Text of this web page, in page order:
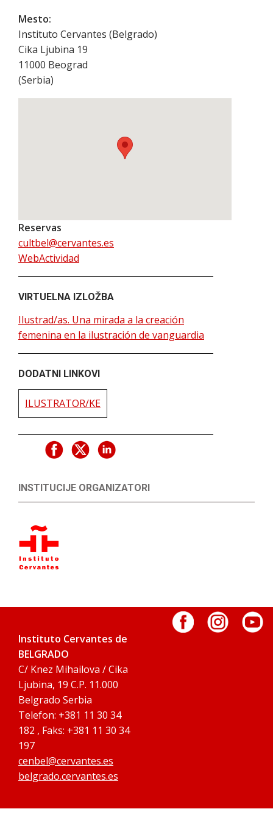
Mesto:
Instituto Cervantes (Belgrado)
Cika Ljubina 19
11000 Beograd
(Serbia)
Reservas
cultbel@cervantes.es
WebActividad
VIRTUELNA IZLOŽBA
Ilustrad/as. Una mirada a la creación
femenina en la ilustración de vanguardia
DODATNI LINKOVI
ILUSTRATOR/KE
INSTITUCIJE ORGANIZATORI
Instituto Cervantes de
BELGRADO
C/ Knez Mihailova / Cika
Ljubina, 19 C.P. 11.000
Belgrado Serbia
Telefon: +381 11 30 34
182 , Faks: +381 11 30 34
197
cenbel@cervantes.es
belgrado.cervantes.es